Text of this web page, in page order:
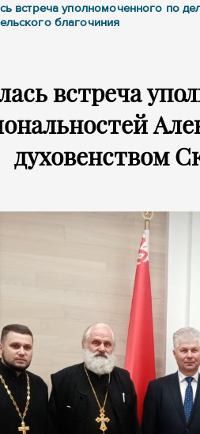
встреча уполномоченного по
благочиния
встреча
духовенством